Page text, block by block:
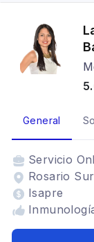
General
Servicio
Rosario
Isapre